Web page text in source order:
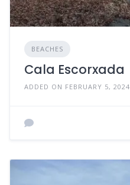
BEACHES
Cala Escorxada
ADDED ON FEBRUARY 5, 2024